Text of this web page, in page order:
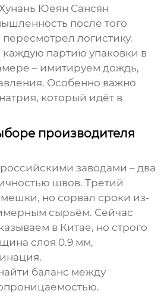
Юеян Сансян
после того
логистику.
каждую партию упаковки в
– имитируем дождь,
Особенно важно
, который идёт в
производителя
заводами – два
швов. Третий
но сорвал сроки из-
сырьём. Сейчас
в Китае, но строго
слоя 0.9 мм,
баланс между